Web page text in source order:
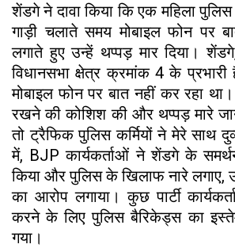
शेंडगे ने दावा किया कि एक महिला
गाड़ी चलाते समय मोबाइल फोन पर
लगाते हुए उन्हें थप्पड़ मार दिया।
विधानसभा क्षेत्र क्रमांक 4 के
मोबाइल फोन पर बात नहीं कर रहा
रखने की कोशिश की और थप्पड़ मारे
तो ट्रैफिक पुलिस कर्मियों ने मेरे साथ
में, BJP कार्यकर्ताओं ने शेंडगे के
किया और पुलिस के खिलाफ नारे लगाए,
का आरोप लगाया। कुछ पार्टी
करने के लिए पुलिस बैरिकेड्स का
गया।